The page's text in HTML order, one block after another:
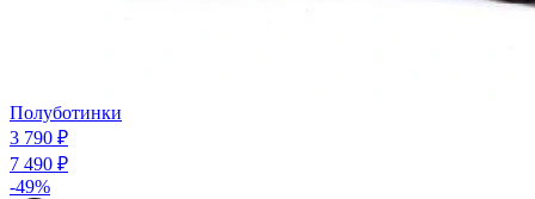
Полуботинки
3 790 ₽
7 490 ₽
-49%